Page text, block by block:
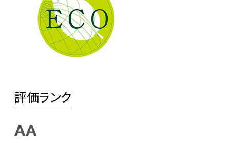
評価ランク
AA